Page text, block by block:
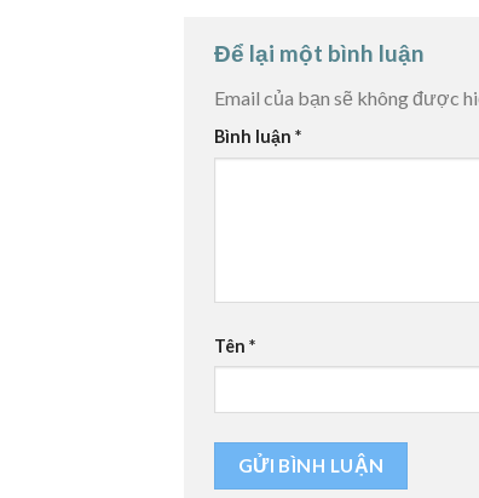
Để lại một bình luận
Email của bạn sẽ không được
Bình luận *
Tên *